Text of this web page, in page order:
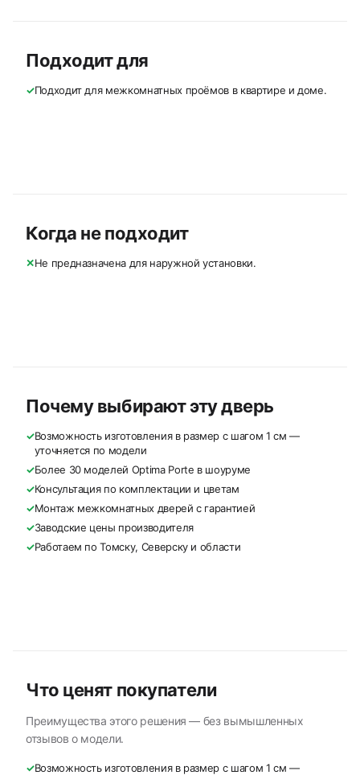
Подходит для
✓Подходит для межкомнатных проёмов в квартире и доме.
Когда не подходит
✕Не предназначена для наружной установки.
Почему выбирают эту дверь
✓Возможность изготовления в размер с шагом 1 см —
уточняется по модели
✓Более 30 моделей Optima Porte в шоуруме
✓Консультация по комплектации и цветам
✓Монтаж межкомнатных дверей с гарантией
✓Заводские цены производителя
✓Работаем по Томску, Северску и области
Что ценят покупатели
Преимущества этого решения — без вымышленных
отзывов о модели.
✓Возможность изготовления в размер с шагом 1 см —